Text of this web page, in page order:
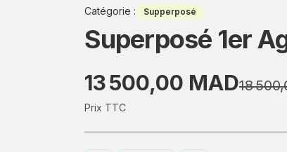
Catégorie : Supperposé
Superposé 1er
13 500,00 MAD18
Prix TTC